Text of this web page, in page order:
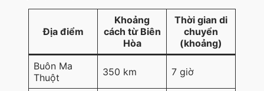
Địa điểm
Khoảng
cách từ Biên
Hòa
Thời gian di
chuyển
(khoảng)
Buôn Ma
Thuột
350 km 7 giờ